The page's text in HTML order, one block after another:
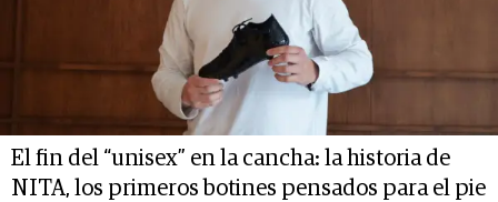
El fin del “unisex” en la cancha: la historia de
NITA, los primeros botines pensados para el pie